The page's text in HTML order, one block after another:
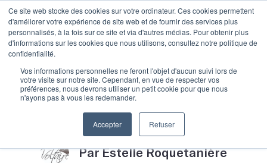
Ce site web stocke des cookies sur votre ordinateur. Ces cookies permettent
d'améliorer votre expérience de site web et de fournir des services plus
personnalisés, à la fois sur ce site et via d'autres médias. Pour obtenir plus
d'informations sur les cookies que nous utilisons, consultez notre politique de
confidentialité.
Vos informations personnelles ne feront l'objet d'aucun suivi lors de
votre visite sur notre site. Cependant, en vue de respecter vos
préférences, nous devrons utiliser un petit cookie pour que nous
n'ayons pas à vous les redemander.
Accepter Refuser
Maitriser la langue et
ses écrits
Par Estelle Roquetanière